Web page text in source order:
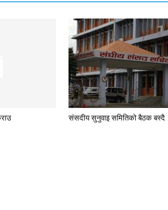
संसदीय सुनुवाइ समितिको बैठक बस्दै